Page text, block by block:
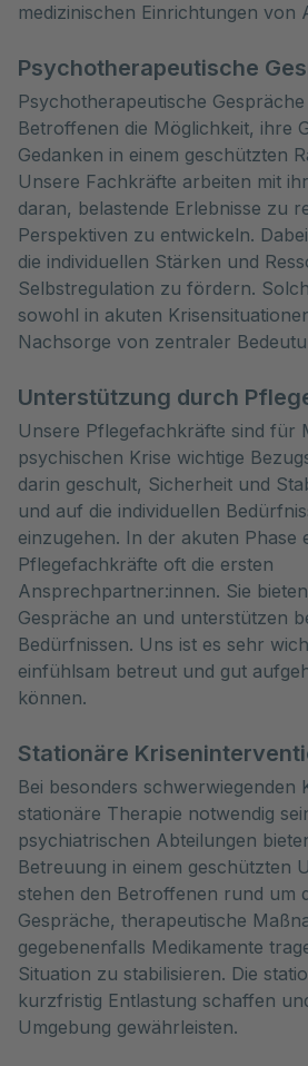
medizinischen Einrichtungen von
Psychotherapeutische
Psychotherapeutische
Betroffenen die Möglichkeit, ihre
Gedanken in einem geschützten
Unsere Fachkräfte arbeiten mit
daran, belastende Erlebnisse zu
Perspektiven zu entwickeln.
die individuellen Stärken und
Selbstregulation zu fördern.
sowohl in akuten
Nachsorge von zentraler
Unterstützung durch
Unsere Pflegefachkräfte sind für
psychischen Krise wichtige
darin geschult, Sicherheit und
und auf die individuellen
einzugehen. In der akuten Phase
Pflegefachkräfte oft die ersten
Ansprechpartner:innen. Sie
Gespräche an und unterstützen
Bedürfnissen. Uns ist es sehr
einfühlsam betreut und gut
können.
Stationäre
Bei besonders schwerwiegenden
stationäre Therapie notwendig
psychiatrischen Abteilungen
Betreuung in einem geschützten
stehen den Betroffenen rund um
Gespräche, therapeutische
gegebenenfalls Medikamente
Situation zu stabilisieren. Die
kurzfristig Entlastung schaffen
Umgebung gewährleisten.